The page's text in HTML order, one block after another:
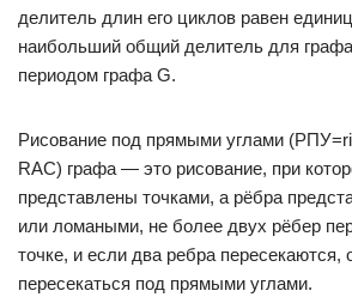
делитель длин его циклов равен
наибольший общий делитель для
периодом графа G.
Рисование под прямыми углами
RAC) графа — это рисование, при
представлены точками, а рёбра
или ломаными, не более двух рёбер
точке, и если два ребра пересекаются,
пересекаться под прямыми углами.